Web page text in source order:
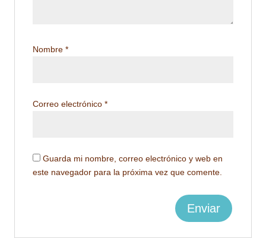
Nombre *
Correo electrónico *
Guarda mi nombre, correo electrónico y web en
este navegador para la próxima vez que comente.